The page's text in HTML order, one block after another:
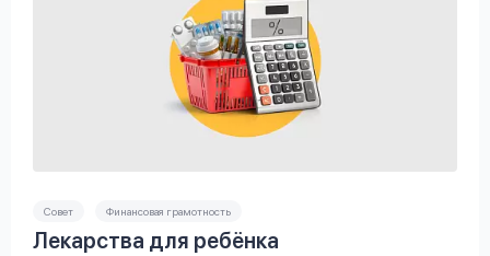
Совет Финансовая грамотность
Лекарства для ребёнка